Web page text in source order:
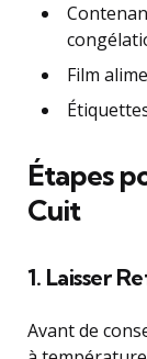
Film
Étapes
Cuit
1. Laisser
Avant de